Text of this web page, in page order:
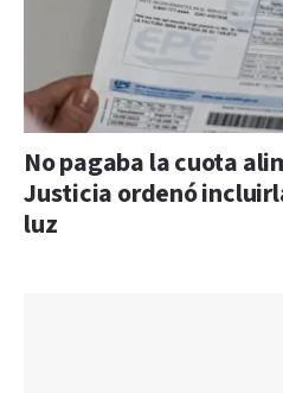
No pagaba la cuota
Justicia ordenó
luz